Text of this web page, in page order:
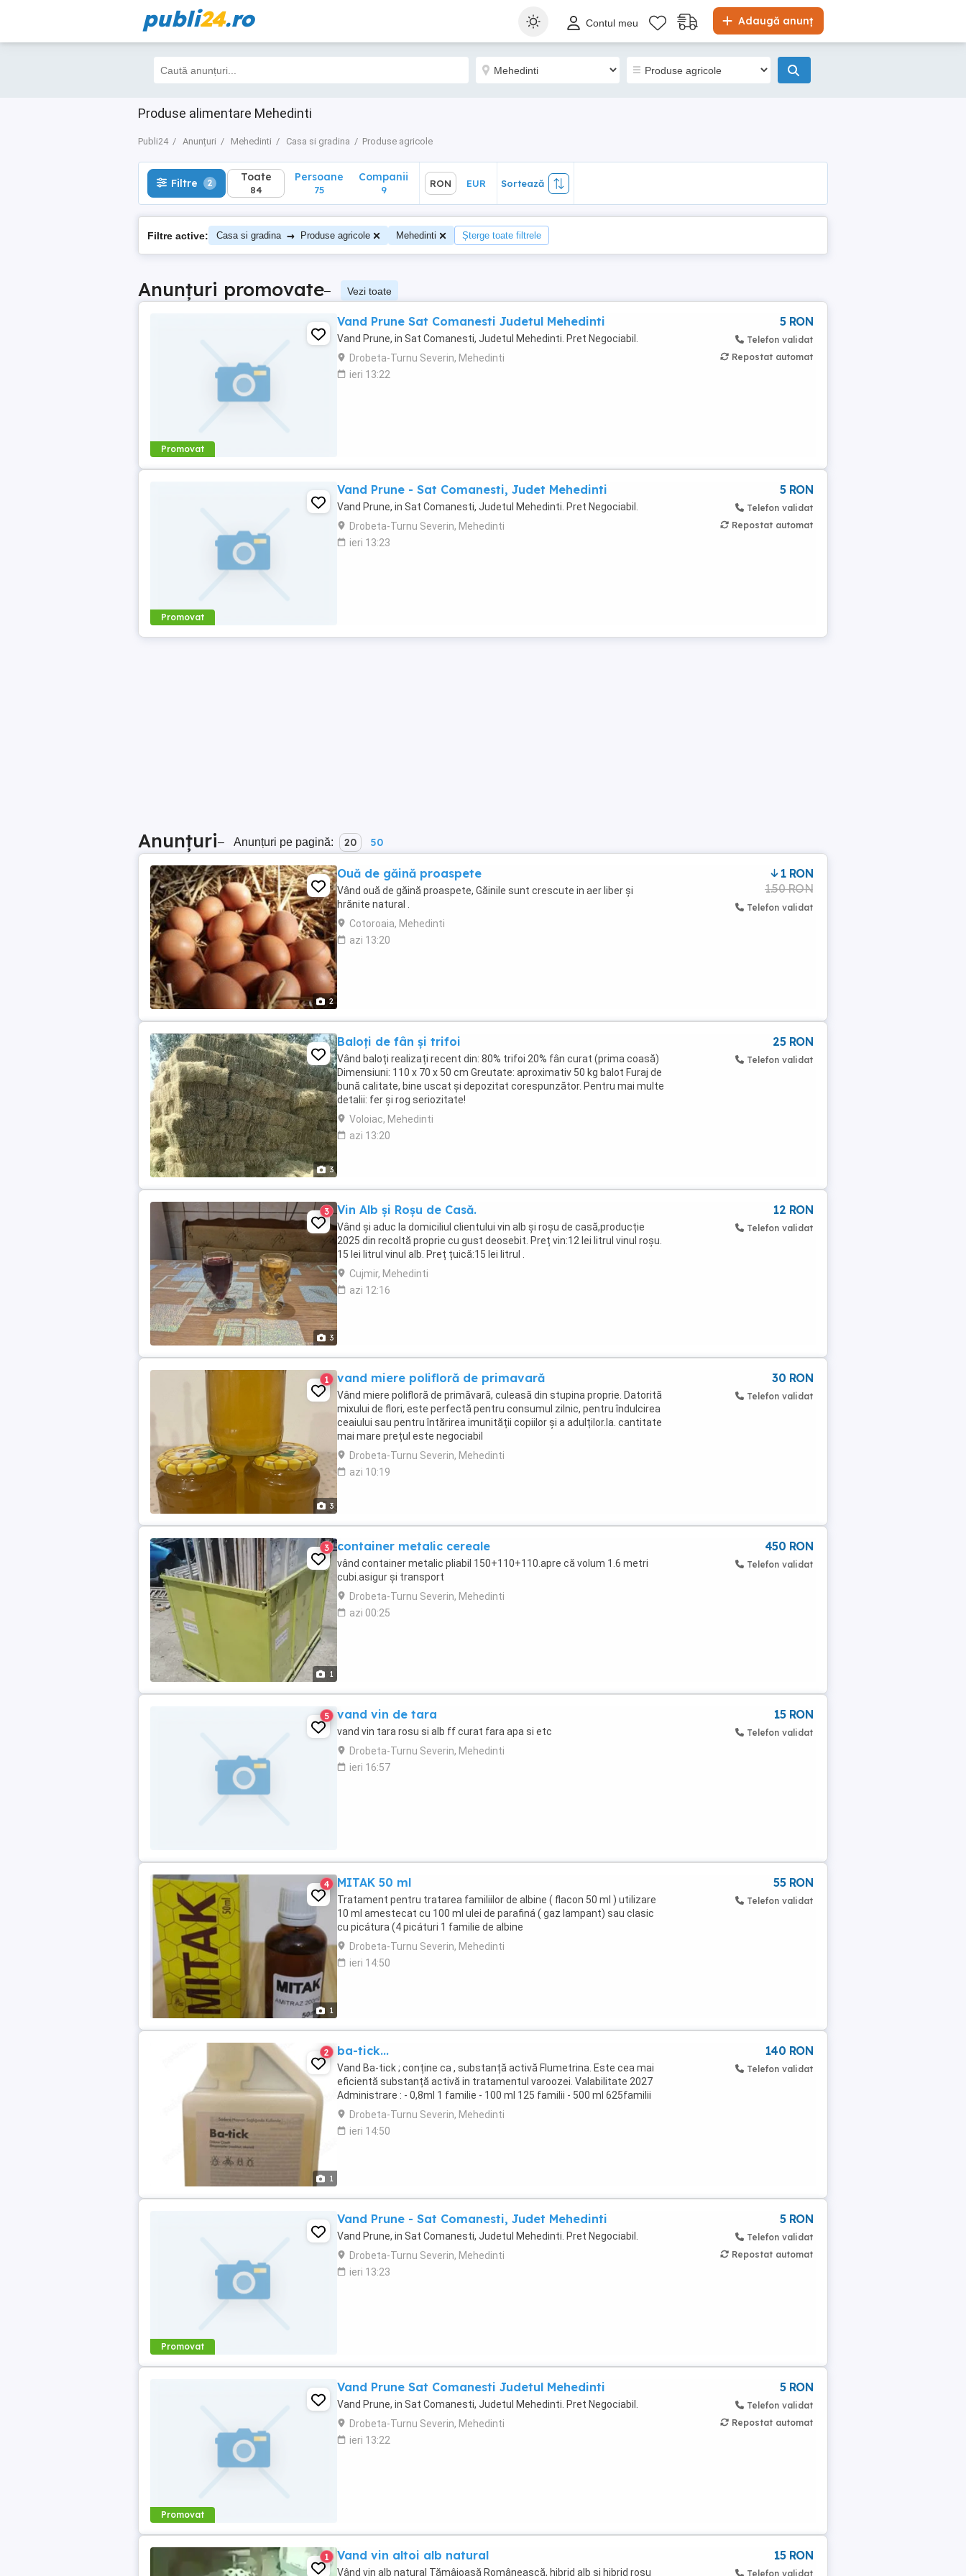
publi24.ro Adaugă anunț
Contul meu
Produse alimentare Mehedinti
Publi24 Anunțuri Mehedinti Casa si gradina Produse agricole
Filtre 2 Toate
84
Sortează
Filtre 2 Toate
84
Persoane
75
Companii
9
RON EUR Sortează
Filtre active: Casa si gradina → Produse agricole Mehedinti Șterge toate filtrele
Anunțuri promovate– Vezi toate
Promovat
Vand Prune Sat Comanesti Judetul Mehedinti
Vand Prune, in Sat Comanesti, Judetul Mehedinti. Pret Negociabil.
Drobeta-Turnu Severin, Mehedinti
ieri 13:22
5 RON
Telefon validat
Repostat automat
Promovat
Vand Prune - Sat Comanesti, Judet Mehedinti
Vand Prune, in Sat Comanesti, Judetul Mehedinti. Pret Negociabil.
Drobeta-Turnu Severin, Mehedinti
ieri 13:23
5 RON
Telefon validat
Repostat automat
Anunțuri– Anunțuri pe pagină: 20 50
2
Ouă de găină proaspete
Vând ouă de găină proaspete, Găinile sunt crescute in aer liber și
hrănite natural .
Cotoroaia, Mehedinti
azi 13:20
1 RON
1.50 RON
Telefon validat
3
Baloți de fân și trifoi
Vând baloți realizați recent din: 80% trifoi 20% fân curat (prima coasă)
Dimensiuni: 110 x 70 x 50 cm Greutate: aproximativ 50 kg balot Furaj de
bună calitate, bine uscat și depozitat corespunzător. Pentru mai multe
detalii: fer și rog seriozitate!
Voloiac, Mehedinti
azi 13:20
25 RON
Telefon validat
3
3 Vin Alb și Roșu de Casă.
Vând și aduc la domiciliul clientului vin alb și roșu de casă,producție
2025 din recoltă proprie cu gust deosebit. Preț vin:12 lei litrul vinul roșu.
15 lei litrul vinul alb. Preț țuică:15 lei litrul .
Cujmir, Mehedinti
azi 12:16
12 RON
Telefon validat
3
1 vand miere polifloră de primavară
Vând miere polifloră de primăvară, culeasă din stupina proprie. Datorită
mixului de flori, este perfectă pentru consumul zilnic, pentru îndulcirea
ceaiului sau pentru întărirea imunității copiilor și a adulților.la. cantitate
mai mare prețul este negociabil
Drobeta-Turnu Severin, Mehedinti
azi 10:19
30 RON
Telefon validat
1
3 container metalic cereale
vând container metalic pliabil 150+110+110.apre că volum 1.6 metri
cubi.asigur și transport
Drobeta-Turnu Severin, Mehedinti
azi 00:25
450 RON
Telefon validat
5 vand vin de tara
vand vin tara rosu si alb ff curat fara apa si etc
Drobeta-Turnu Severin, Mehedinti
ieri 16:57
15 RON
Telefon validat
1
4 MITAK 50 ml
Tratament pentru tratarea familiilor de albine ( flacon 50 ml ) utilizare
10 ml amestecat cu 100 ml ulei de parafiná ( gaz lampant) sau clasic
cu picátura (4 picáturi 1 familie de albine
Drobeta-Turnu Severin, Mehedinti
ieri 14:50
55 RON
Telefon validat
1
2 ba-tick...
Vand Ba-tick ; conține ca , substanță activă Flumetrina. Este cea mai
eficientă substanță activă in tratamentul varoozei. Valabilitate 2027
Administrare : - 0,8ml 1 familie - 100 ml 125 familii - 500 ml 625familii
Drobeta-Turnu Severin, Mehedinti
ieri 14:50
140 RON
Telefon validat
Promovat
Vand Prune - Sat Comanesti, Judet Mehedinti
Vand Prune, in Sat Comanesti, Judetul Mehedinti. Pret Negociabil.
Drobeta-Turnu Severin, Mehedinti
ieri 13:23
5 RON
Telefon validat
Repostat automat
Promovat
Vand Prune Sat Comanesti Judetul Mehedinti
Vand Prune, in Sat Comanesti, Judetul Mehedinti. Pret Negociabil.
Drobeta-Turnu Severin, Mehedinti
ieri 13:22
5 RON
Telefon validat
Repostat automat
1 Vand vin altoi alb natural
Vând vin alb natural Tămâioasă Românească, hibrid alb și hibrid roșu
15 RON
Telefon validat